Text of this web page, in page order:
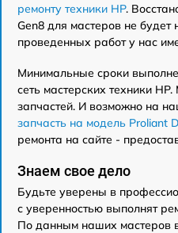
ремонту техники HP.
Gen8 для мастеров не
проведенных работ у нас
Минимальные сроки
сеть мастерских техники
запчастей. И возможно на
запчасть на модель Proliant
ремонта на сайте -
Знаем свое дело
Будьте уверены в
с уверенностью выполнят
По данным наших мастеров